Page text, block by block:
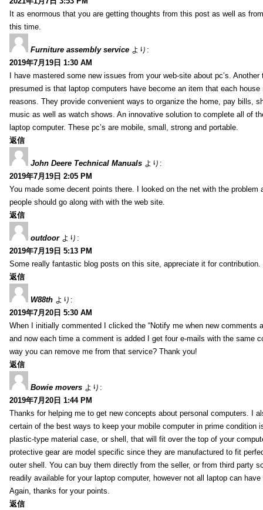
It as enormous that you are getting thoughts from this post as well as
this time.
Furniture assembly service より:
2019年7月19日 1:30 AM
I have mastered some new issues from your web-site about pc’s. Another
presumed is that laptop computers have become an item that each
reasons. They provide convenient ways to organize the home, pay bills,
music as well as watch shows. An innovative solution to complete all of
laptop computer. These pc’s are mobile, small, strong and portable.
返信
John Deere Technical Manuals より:
2019年7月19日 2:05 PM
You made some decent points there. I looked on the net with the problem
people should go along with with the web site.
返信
outdoor より:
2019年7月19日 5:13 PM
Some really fantastic blog posts on this site, appreciate it for contribution.
返信
W88th より:
2019年7月20日 5:30 AM
When I initially commented I clicked the “Notify me when new comments
and now each time a comment is added I get four e-mails with the same
way you can remove me from that service? Thank you!
返信
Bowie movers より:
2019年7月20日 1:44 PM
Thanks for helping me to get new concepts about personal computers. I
certain of the best ways to keep your mobile computer in prime condition
plastic-type material case, or shell, that will fit over the top of your
protective gear are model specific since they are manufactured to fit
outer shell. You can buy them directly from the seller, or from third party
readily available for your laptop computer, however not all laptop can
Again, thanks for your points.
返信